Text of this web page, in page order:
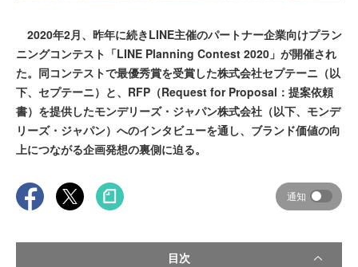
2020年2月、昨年に続きLINE主催のパートナー企業向けプラン
ニングコンテスト「LINE Planning Contest 2020」が開催され
た。同コンテストで最優秀賞を受賞した株式会社セプテーニ（以
下、セプテーニ）と、RFP（Request for Proposal：提案依頼
書）を提供したモンデリーズ・ジャパン株式会社（以下、モンデ
リーズ・ジャパン）へのインタビューを通し、ブランド価値の向
上につながる企画発想の裏側に迫る。
通知
目次